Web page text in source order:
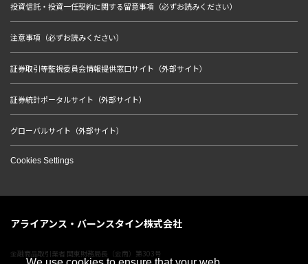
投資信託・投資一任契約に関する留意事項（必ずお読みください）
注意事項（必ずお読みください）
証券取引等監視委員会情報提供窓口サイト（外部サイト）
証券統計ポータルサイト（外部サイト）
グローバルサイト（外部サイト）
Cookies Settings
アライアンス・バーンスタイン株式会社
金融商品取引業者 関東財務局長（金商）第303号